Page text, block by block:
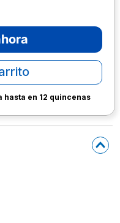
hasta en 12 quincenas